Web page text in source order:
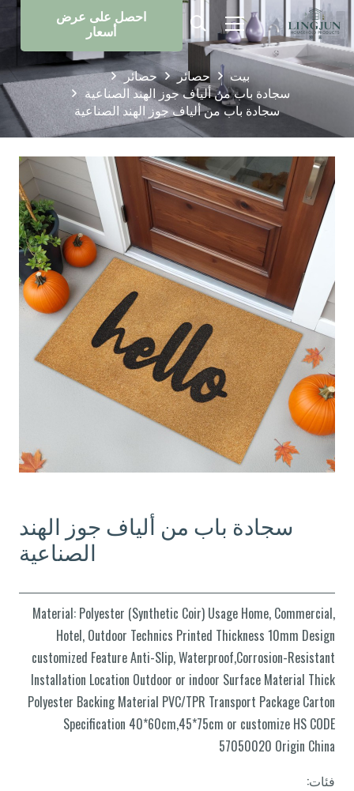
احصل على عرض
أسعار
بيت حصائر
حصائر
سجادة باب من ألياف جوز الهند الصناعية
سجادة باب من ألياف جوز الهند الصناعية
سجادة باب من ألياف جوز الهند
الصناعية
Material: Polyester (Synthetic Coir) Usage Home, Commercial,
Hotel, Outdoor Technics Printed Thickness 10mm Design
customized Feature Anti-Slip, Waterproof,Corrosion-Resistant
Installation Location Outdoor or indoor Surface Material Thick
Polyester Backing Material PVC/TPR Transport Package Carton
Specification 40*60cm,45*75cm or customize HS CODE
57050020 Origin China
فئات: